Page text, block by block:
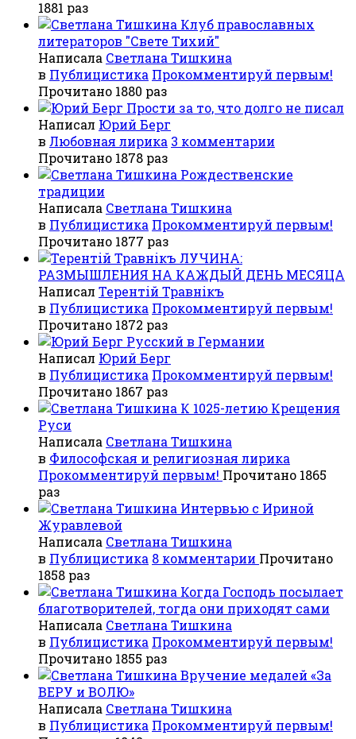
1881 раз
Клуб православных
литераторов "Свете Тихий"
Написала Светлана Тишкина
в Публицистика Прокомментируй первым!
Прочитано 1880 раз
Прости за то, что долго не писал
Написал Юрий Берг
в Любовная лирика 3 комментарии
Прочитано 1878 раз
Рождественские
традиции
Написала Светлана Тишкина
в Публицистика Прокомментируй первым!
Прочитано 1877 раз
ЛУЧИНА:
РАЗМЫШЛЕНИЯ НА КАЖДЫЙ ДЕНЬ МЕСЯЦА
Написал Терентiй Травнiкъ
в Публицистика Прокомментируй первым!
Прочитано 1872 раз
Русский в Германии
Написал Юрий Берг
в Публицистика Прокомментируй первым!
Прочитано 1867 раз
К 1025-летию Крещения
Руси
Написала Светлана Тишкина
в Философская и религиозная лирика
Прокомментируй первым! Прочитано 1865
раз
Интервью с Ириной
Журавлевой
Написала Светлана Тишкина
в Публицистика 8 комментарии Прочитано
1858 раз
Когда Господь посылает
благотворителей, тогда они приходят сами
Написала Светлана Тишкина
в Публицистика Прокомментируй первым!
Прочитано 1855 раз
Вручение медалей «За
ВЕРУ и ВОЛЮ»
Написала Светлана Тишкина
в Публицистика Прокомментируй первым!